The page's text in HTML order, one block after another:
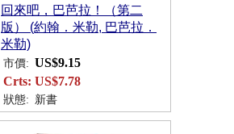
回來吧，巴芭拉！（第二
版） (約翰．米勒, 巴芭拉．
米勒)
市價: US$9.15
Crts: US$7.78
狀態: 新書